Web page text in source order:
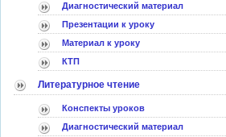
Диагностический материал
Презентации к уроку
Материал к уроку
КТП
Литературное чтение
Конспекты уроков
Диагностический материал